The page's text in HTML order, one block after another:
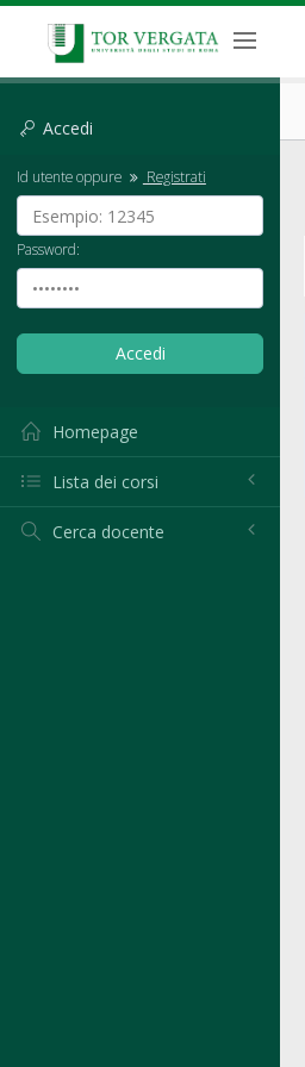
Accedi
Id utente oppure Registrati
Password:
Homepage
Lista dei corsi
Cerca docente